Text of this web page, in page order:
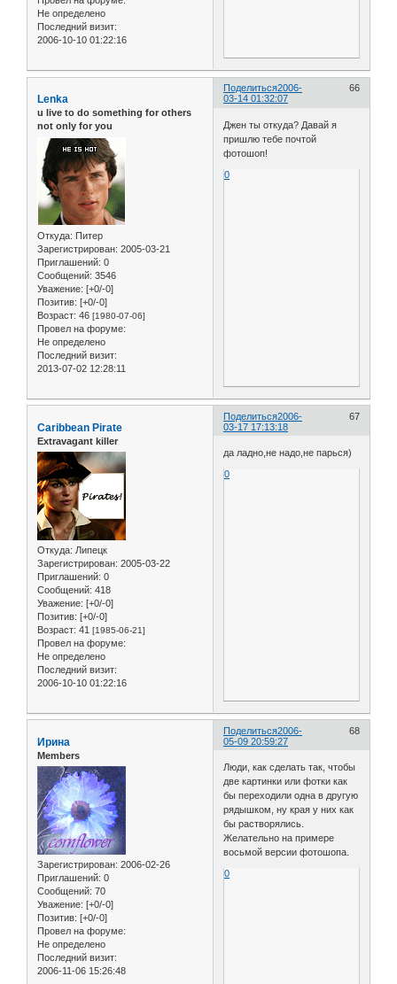
Не определено
Последний визит:
2006-10-10 01:22:16
Поделиться 66
2006-
03-14 01:32:07
Lenka
u live to do something for others
not only for you
Откуда: Питер
Зарегистрирован: 2005-03-21
Приглашений: 0
Сообщений: 3546
Уважение: [+0/-0]
Позитив: [+0/-0]
Возраст: 46 [1980-07-06]
Провел на форуме:
Не определено
Последний визит:
2013-07-02 12:28:11
Джен ты откуда? Давай я
пришлю тебе почтой
фотошоп!
0
Поделиться 67
2006-
03-17 17:13:18
Caribbean Pirate
Extravagant killer
Откуда: Липецк
Зарегистрирован: 2005-03-22
Приглашений: 0
Сообщений: 418
Уважение: [+0/-0]
Позитив: [+0/-0]
Возраст: 41 [1985-06-21]
Провел на форуме:
Не определено
Последний визит:
2006-10-10 01:22:16
да ладно,не надо,не парься)
0
Поделиться 68
2006-
05-09 20:59:27
Ирина
Members
Зарегистрирован: 2006-02-26
Приглашений: 0
Сообщений: 70
Уважение: [+0/-0]
Позитив: [+0/-0]
Провел на форуме:
Не определено
Последний визит:
2006-11-06 15:26:48
Люди, как сделать так, чтобы
две картинки или фотки как
бы переходили одна в другую
рядышком, ну края у них как
бы растворялись.
Желательно на примере
восьмой версии фотошопа.
0